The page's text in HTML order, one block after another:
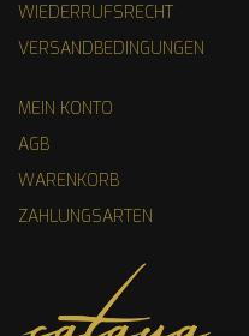
WIEDERRUFSRECHT
VERSANDBEDINGUNGEN
MEIN KONTO
AGB
WARENKORB
ZAHLUNGSARTEN